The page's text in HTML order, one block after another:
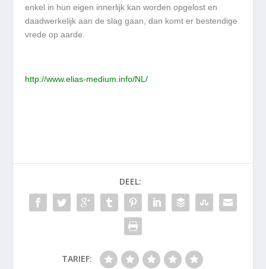
enkel in hun eigen innerlijk kan worden opgelost en
daadwerkelijk aan de slag gaan, dan komt er bestendige
vrede op aarde.
http://www.elias-medium.info/NL/
DEEL:
TARIEF: